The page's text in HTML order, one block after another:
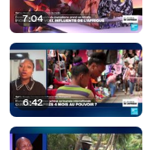
7:04
6:42